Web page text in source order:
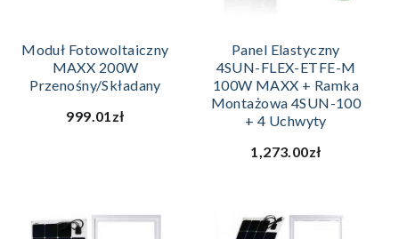
Moduł Fotowoltaiczny
MAXX 200W
Przenośny/składany
999.01zł
Panel Elastyczny
4SUN-FLEX-ETFE-M
100W MAXX + Ramka
Montażowa 4SUN-100
+ 4 Uchwyty
1,273.00zł